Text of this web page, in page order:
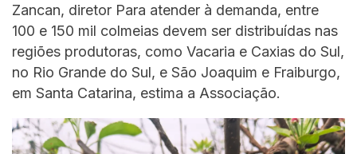
Zancan, diretor Para atender à demanda, entre
100 e 150 mil colmeias devem ser distribuídas nas
regiões produtoras, como Vacaria e Caxias do Sul,
no Rio Grande do Sul, e São Joaquim e Fraiburgo,
em Santa Catarina, estima a Associação.